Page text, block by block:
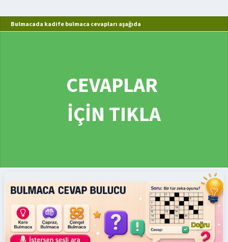
Bulmacada kadife bulmaca cevapları aşağıda
CEVAPLAR
İÇİN TIKLA